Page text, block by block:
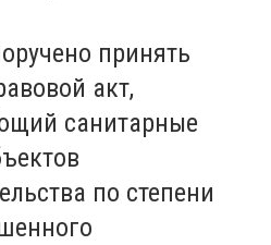
принять
акт,
санитарные
по степени